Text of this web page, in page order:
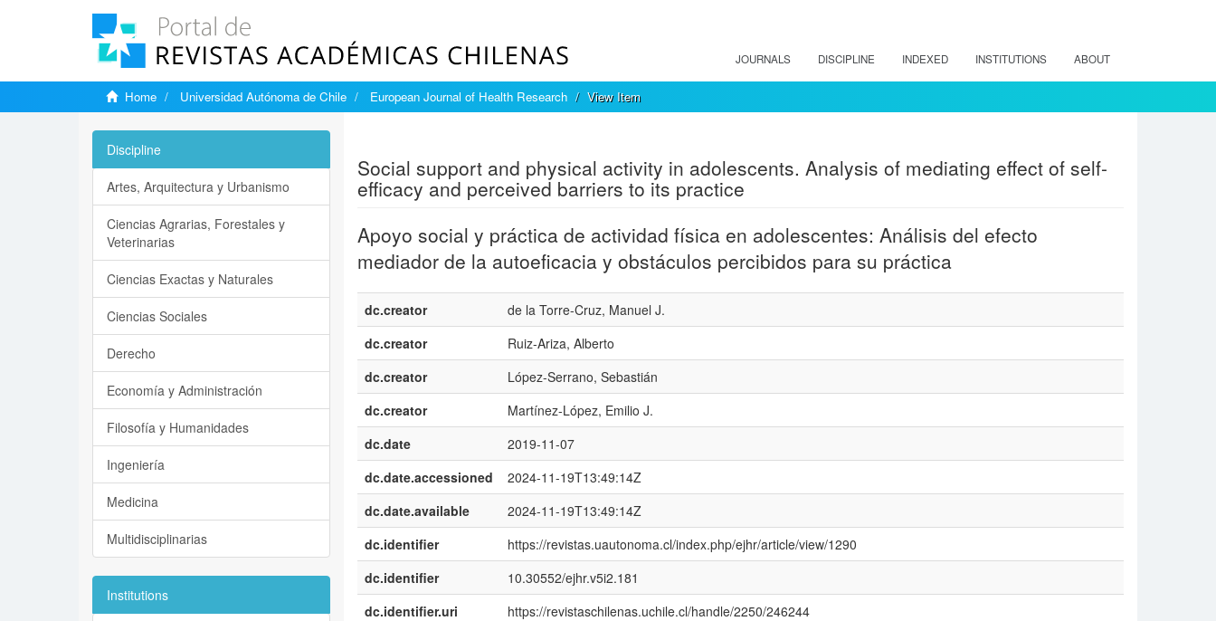
JOURNALS DISCIPLINE INDEXED INSTITUTIONS ABOUT
Home Universidad Autónoma de Chile European Journal of Health Research View Item
Social support and physical activity in adolescents. Analysis of mediating effect of self-
efficacy and perceived barriers to its practice
Apoyo social y práctica de actividad física en adolescentes: Análisis del efecto
mediador de la autoeficacia y obstáculos percibidos para su práctica
dc.creator
de la Torre-Cruz, Manuel J.
dc.creator
Ruiz-Ariza, Alberto
dc.creator
López-Serrano, Sebastián
dc.creator
Martínez-López, Emilio J.
dc.date
2019-11-07
dc.date.accessioned
2024-11-19T13:49:14Z
dc.date.available
2024-11-19T13:49:14Z
dc.identifier
https://revistas.uautonoma.cl/index.php/ejhr/article/view/1290
dc.identifier
10.30552/ejhr.v5i2.181
dc.identifier.uri
https://revistaschilenas.uchile.cl/handle/2250/246244
Discipline
Artes, Arquitectura y Urbanismo
Ciencias Agrarias, Forestales y
Veterinarias
Ciencias Exactas y Naturales
Ciencias Sociales
Derecho
Economía y Administración
Filosofía y Humanidades
Ingeniería
Medicina
Multidisciplinarias
Institutions